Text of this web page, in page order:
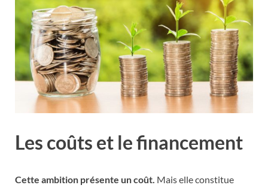
Les coûts et le financement
Cette ambition présente un coût. Mais elle constitue